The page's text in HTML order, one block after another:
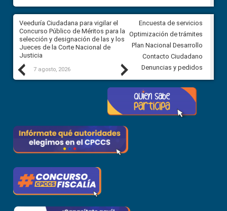
Previous
Veeduría Ciudadana para vigilar el
Concurso Público de Méritos para la
selección y designación de las y los
Jueces de la Corte Nacional de
Justicia
7 agosto, 2026
Veeduría para realizar el
seguimiento de la gestión
Autónomo Descentralizado
parroquial rural de Calacalí
6 agosto, 2026
Next
Encuesta de servicios
Optimización de trámites
Plan Nacional Desarrollo
Contacto Ciudadano
Denuncias y pedidos